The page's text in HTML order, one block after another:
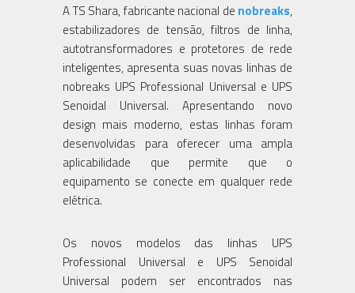
A TS Shara, fabricante nacional de nobreaks,
estabilizadores de tensão, filtros de linha,
autotransformadores e protetores de rede
inteligentes, apresenta suas novas linhas de
nobreaks UPS Professional Universal e UPS
Senoidal Universal. Apresentando novo
design mais moderno, estas linhas foram
desenvolvidas para oferecer uma ampla
aplicabilidade que permite que o
equipamento se conecte em qualquer rede
elétrica.
Os novos modelos das linhas UPS
Professional Universal e UPS Senoidal
Universal podem ser encontrados nas